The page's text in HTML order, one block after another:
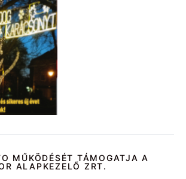
MŰKÖDÉSÉT TÁMOGATJA A
ALAPKEZELŐ ZRT.